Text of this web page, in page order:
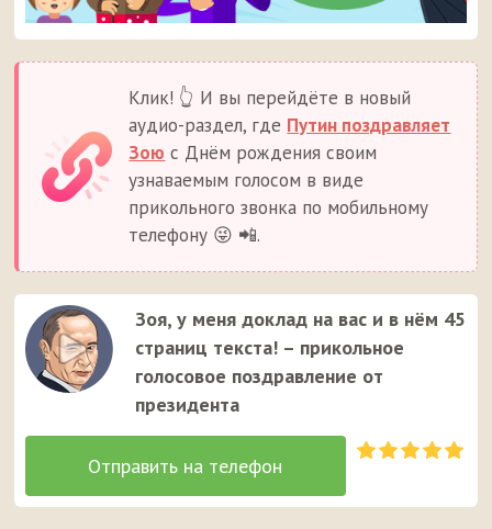
Клик! 👆 И вы перейдёте в новый
аудио-раздел, где Путин поздравляет
Зою с Днём рождения своим
узнаваемым голосом в виде
прикольного звонка по мобильному
телефону 😜 📲.
Зоя, у меня доклад на вас и в нём 45
страниц текста! – прикольное
голосовое поздравление от
президента